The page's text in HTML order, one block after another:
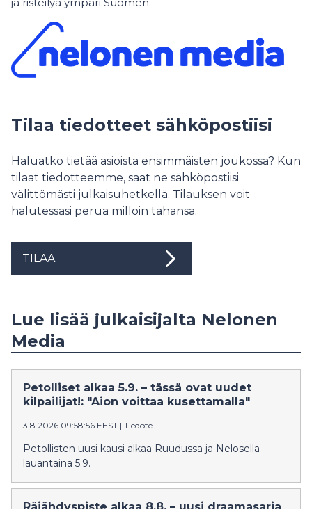
Tilaa tiedotteet sähköpostiisi
Haluatko tietää asioista ensimmäisten joukossa? Kun
tilaat tiedotteemme, saat ne sähköpostiisi
välittömästi julkaisuhetkellä. Tilauksen voit
halutessasi perua milloin tahansa.
TILAA
Lue lisää julkaisijalta Nelonen
Media
Petolliset alkaa 5.9. – tässä ovat uudet
kilpailijat!: "Aion voittaa kusettamalla"
3.8.2026 09:58:56 EEST | Tiedote
Petollisten uusi kausi alkaa Ruudussa ja Nelosella
lauantaina 5.9.